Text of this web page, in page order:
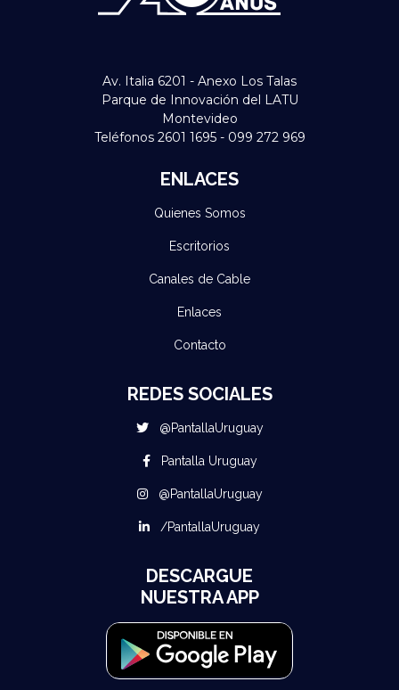
Av. Italia 6201 - Anexo Los Talas
Parque de Innovación del LATU
Montevideo
Teléfonos 2601 1695 - 099 272 969
ENLACES
Quienes Somos
Escritorios
Canales de Cable
Enlaces
Contacto
REDES SOCIALES
@PantallaUruguay
Pantalla Uruguay
@PantallaUruguay
/PantallaUruguay
DESCARGUE
NUESTRA APP